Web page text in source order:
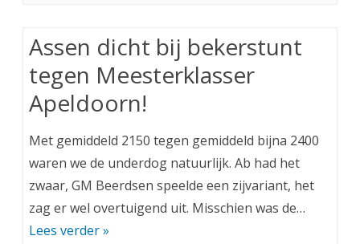
Assen dicht bij bekerstunt
tegen Meesterklasser
Apeldoorn!
Met gemiddeld 2150 tegen gemiddeld bijna 2400
waren we de underdog natuurlijk. Ab had het
zwaar, GM Beerdsen speelde een zijvariant, het
zag er wel overtuigend uit. Misschien was de…
Lees verder »